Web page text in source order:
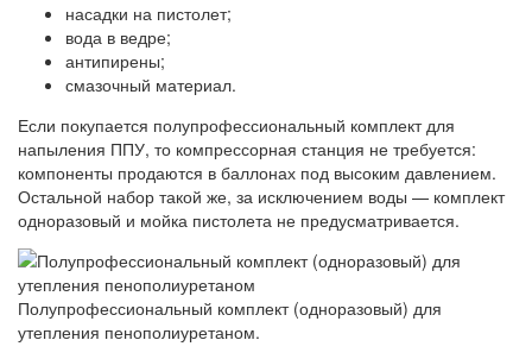
насадки на пистолет;
вода в ведре;
антипирены;
смазочный материал.
Если покупается полупрофессиональный комплект для
напыления ППУ, то компрессорная станция не требуется:
компоненты продаются в баллонах под высоким давлением.
Остальной набор такой же, за исключением воды — комплект
одноразовый и мойка пистолета не предусматривается.
Полупрофессиональный комплект (одноразовый) для
утепления пенополиуретаном.